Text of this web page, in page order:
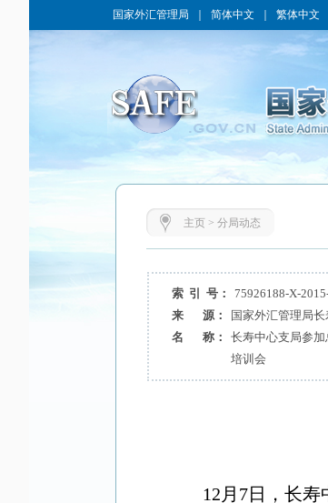
国家外汇管理局 简体中文 繁体中文
主页> 分局动态
索 引 号： 75926188-X-
来 源：
国家外汇管理局
名 称：
长寿中心支局参
培训会
12 月 7日，长寿